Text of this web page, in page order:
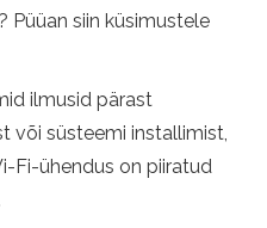
Püüan siin küsimustele
ilmusid pärast
või süsteemi installimist,
Fi-ühendus on piiratud